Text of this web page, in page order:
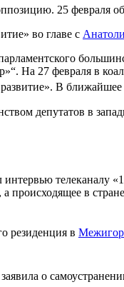
25 февраля
во главе с
На 27 февраля в
В
депутатов в
интервью телеканалу
происходящее в
резиденция в
заявила о